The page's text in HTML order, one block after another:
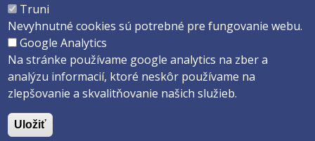
Päta
Správca obsahu
Vyhlásenie o prístupnosti
Cookies
Copyright ©2026 Filozofická fakulta · Trnavská Univerzita v Trnave
Created by
Truni
Nevyhnutné cookies sú potrebné pre fungovanie webu.
Google Analytics
Na stránke používame google analytics na zber a
analýzu informacií, ktoré neskôr používame na
zlepšovanie a skvalitňovanie našich služieb.
Uložiť